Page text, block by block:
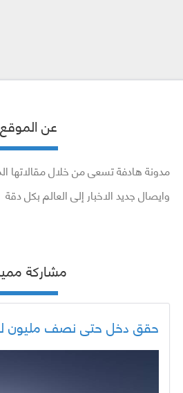
عن الموقع
مدونة هادفة تسعى من خلال مقالاتها
وايصال جديد الاخبار إلى العالم بكل دقة
مشاركة
حقق دخل حتى نصف مليون